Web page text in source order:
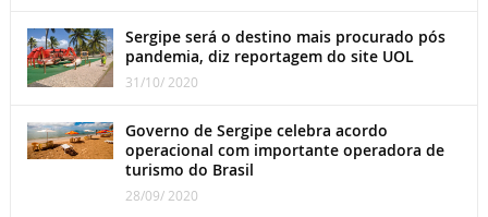
Sergipe será o destino mais procurado pós
pandemia, diz reportagem do site UOL
31/10/ 2020
Governo de Sergipe celebra acordo
operacional com importante operadora de
turismo do Brasil
28/09/ 2020